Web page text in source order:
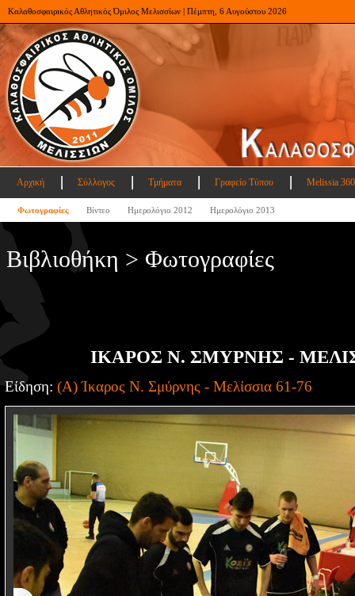
Καλαθοσφαιρικός Αθλητικός Όμιλος Μελισσίων | Πέμπτη, 6 Αυγούστου 2026
Αρχική Σύλλογος Τμήματα Γραφείο Τύπου Melissia
Φωτογραφίες Βίντεο Ημερολόγιο 2012 Ημερολόγιο 2013
Βιβλιοθήκη > Φωτογραφίες
ΙΚΑΡΟΣ Ν. ΣΜΥΡΝΗΣ -
Είδηση: (Α) Ίκαρος Ν. Σμύρνης - Μελίσσια 61-76